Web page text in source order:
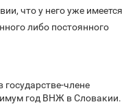
что у него уже имеется
либо постоянного
члене
год ВНЖ в Словакии.